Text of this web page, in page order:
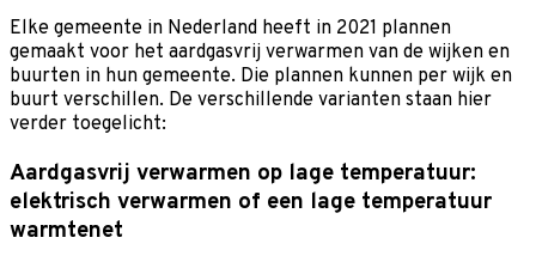
Elke gemeente in Nederland heeft in 2021 plannen
gemaakt voor het aardgasvrij verwarmen van de wijken en
buurten in hun gemeente. Die plannen kunnen per wijk en
buurt verschillen. De verschillende varianten staan hier
verder toegelicht:
Aardgasvrij verwarmen op lage temperatuur:
elektrisch verwarmen of een lage temperatuur
warmtenet